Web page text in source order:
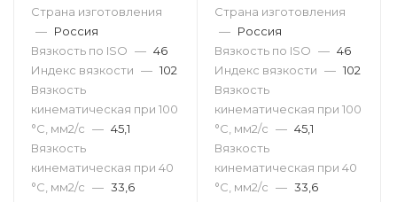
Страна изготовления
— Россия
Вязкость по ISO — 46
Индекс вязкости — 102
Вязкость
кинематическая при 100
°С, мм2/с — 45,1
Вязкость
кинематическая при 40
°С, мм2/с — 33,6
Страна изготовления
— Россия
Вязкость по ISO — 46
Индекс вязкости — 102
Вязкость
кинематическая при 100
°С, мм2/с — 45,1
Вязкость
кинематическая при 40
°С, мм2/с — 33,6